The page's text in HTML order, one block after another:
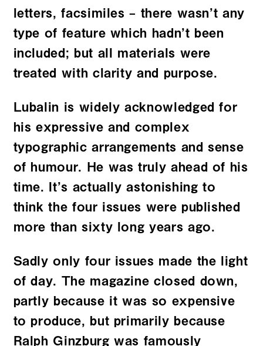
letters, facsimiles – there wasn’t any
type of feature which hadn’t been
included; but all materials were
treated with clarity and purpose.
Lubalin is widely acknowledged for
his expressive and complex
typographic arrangements and sense
of humour. He was truly ahead of his
time. It’s actually astonishing to
think the four issues were published
more than sixty long years ago.
Sadly only four issues made the light
of day. The magazine closed down,
partly because it was so expensive
to produce, but primarily because
Ralph Ginzburg was famously